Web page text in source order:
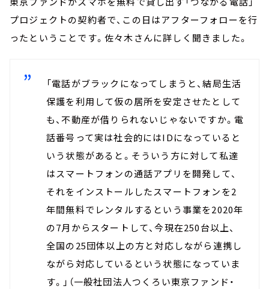
プロジェクトの契約者で、この日はアフターフォローを行
ったということです。佐々木さんに詳しく聞きました。
「電話がブラックになってしまうと、結局生活
保護を利用して仮の居所を安定させたとして
も、不動産が借りられないじゃないですか。電
話番号って実は社会的にはIDになっていると
いう状態があると。そういう方に対して私達
はスマートフォンの通話アプリを開発して、
それをインストールしたスマートフォンを2
年間無料でレンタルするという事業を2020年
の7月からスタートして、今現在250台以上、
全国の25団体以上の方と対応しながら連携し
ながら対応しているという状態になっていま
す。」（一般社団法人つくろい東京ファンド・